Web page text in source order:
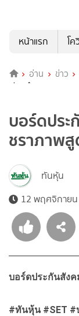
หน้าแรก
โ
อ่าน ข่าว
เขียวบำนาญชราภาพ
บอร์ดปร
ชราภาพสู
ทันหุ้น
12 พฤศจิกาย
บอร์ดประกันสังค
#ทันหุ้น #SET